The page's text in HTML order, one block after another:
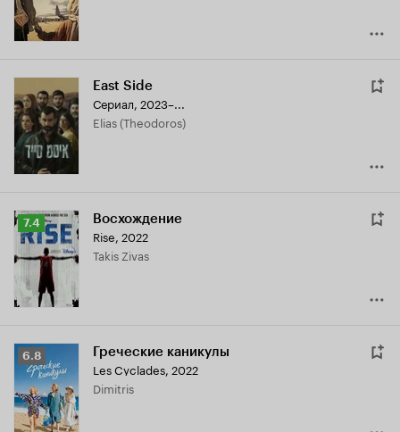
East Side
Сериал, 2023–...
Elias (Theodoros)
Рейтинг
Кинопоиска
7.4
7.4 Восхождение
Rise, 2022
Takis Zivas
Рейтинг
Кинопоиска
6.8
6.8 Греческие каникулы
Les Cyclades, 2022
Dimitris